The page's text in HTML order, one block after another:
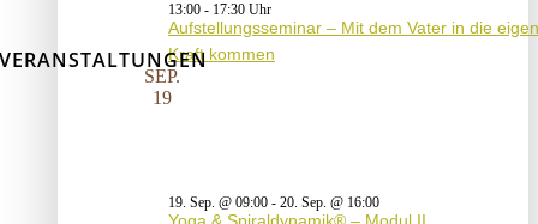
13:00 - 17:30
Aufstellungsseminar – Mit dem Vater in die
Kraft kommen
SEP.
19
19. Sep. @ 09:00 - 20. Sep. @ 16:00
VERANSTALTUNGEN